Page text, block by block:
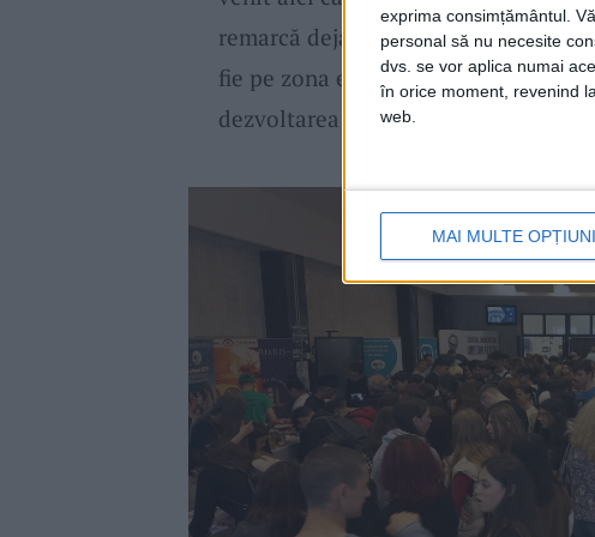
exprima consimțământul.
personal să nu necesite
dvs. se vor aplica numai
în orice moment, revenind
web.
MAI MULTE OPȚIUNI
remarcă deja, iar specializările pe
fie pe zona economică-servicii sau
dezvoltarea întregii regiuni.“, a